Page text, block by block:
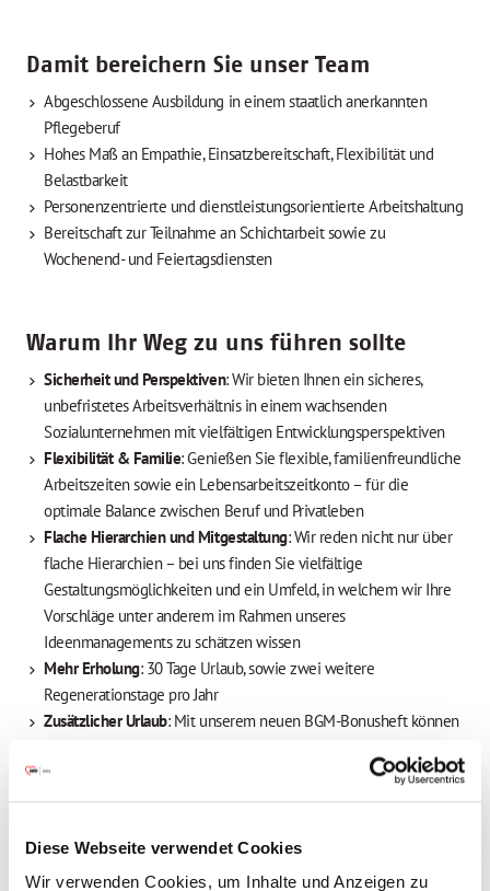
Diese Webseite verwendet Cookies
Wir verwenden Cookies, um Inhalte und Anzeigen zu
Damit bereichern Sie unser Team
Abgeschlossene Ausbildung in einem staatlich anerkannten
Pflegeberuf
Hohes Maß an Empathie, Einsatzbereitschaft, Flexibilität und
Belastbarkeit
Personenzentrierte und dienstleistungsorientierte Arbeitshaltung
Bereitschaft zur Teilnahme an Schichtarbeit sowie zu
Wochenend- und Feiertagsdiensten
Warum Ihr Weg zu uns führen sollte
Sicherheit und Perspektiven: Wir bieten Ihnen ein sicheres,
unbefristetes Arbeitsverhältnis in einem wachsenden
Sozialunternehmen mit vielfältigen Entwicklungsperspektiven
Flexibilität & Familie: Genießen Sie flexible, familienfreundliche
Arbeitszeiten sowie ein Lebensarbeitszeitkonto – für die
optimale Balance zwischen Beruf und Privatleben
Flache Hierarchien und Mitgestaltung: Wir reden nicht nur über
flache Hierarchien – bei uns finden Sie vielfältige
Gestaltungsmöglichkeiten und ein Umfeld, in welchem wir Ihre
Vorschläge unter anderem im Rahmen unseres
Ideenmanagements zu schätzen wissen
Mehr Erholung: 30 Tage Urlaub, sowie zwei weitere
Regenerationstage pro Jahr
Zusätzlicher Urlaub: Mit unserem neuen BGM-Bonusheft können
wahlweise einen zusätzlichen Urlaubstag oder wertvolle
Gutscheine
dem TV AWO Bayern, eine Jahressonderzahlung (85 %),
vermögenswirksame Leistungen sowie eine betriebliche